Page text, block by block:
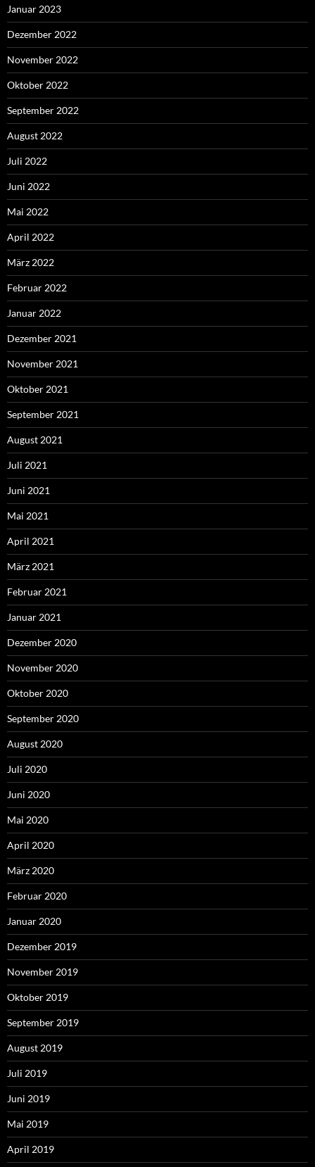
Januar 2023
Dezember 2022
November 2022
Oktober 2022
September 2022
August 2022
Juli 2022
Juni 2022
Mai 2022
April 2022
März 2022
Februar 2022
Januar 2022
Dezember 2021
November 2021
Oktober 2021
September 2021
August 2021
Juli 2021
Juni 2021
Mai 2021
April 2021
März 2021
Februar 2021
Januar 2021
Dezember 2020
November 2020
Oktober 2020
September 2020
August 2020
Juli 2020
Juni 2020
Mai 2020
April 2020
März 2020
Februar 2020
Januar 2020
Dezember 2019
November 2019
Oktober 2019
September 2019
August 2019
Juli 2019
Juni 2019
Mai 2019
April 2019